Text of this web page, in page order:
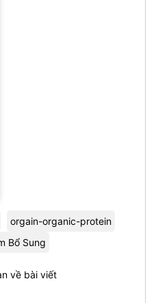
orgain-organic-protein
Bổ Sung
về bài viết